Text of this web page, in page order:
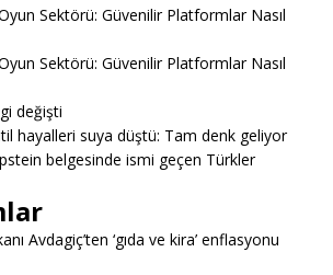
Sektörü: Güvenilir Platformlar Nasıl
Sektörü: Güvenilir Platformlar Nasıl
değişti
hayalleri suya düştü: Tam denk geliyor
belgesinde ismi geçen Türkler
Avdagiç’ten ‘gıda ve kira’ enflasyonu